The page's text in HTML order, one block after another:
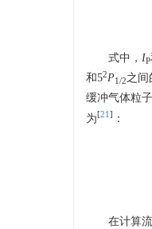
式中， IP
和52P1/2之间
缓冲气体粒
为[21] ：
在计算